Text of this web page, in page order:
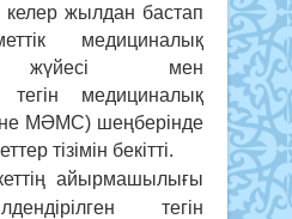
келер жылдан бастап
медициналық
жүйесі мен
тегін медициналық
МӘМС) шеңберінде
тізімін бекітті.
айырмашылығы
тегін